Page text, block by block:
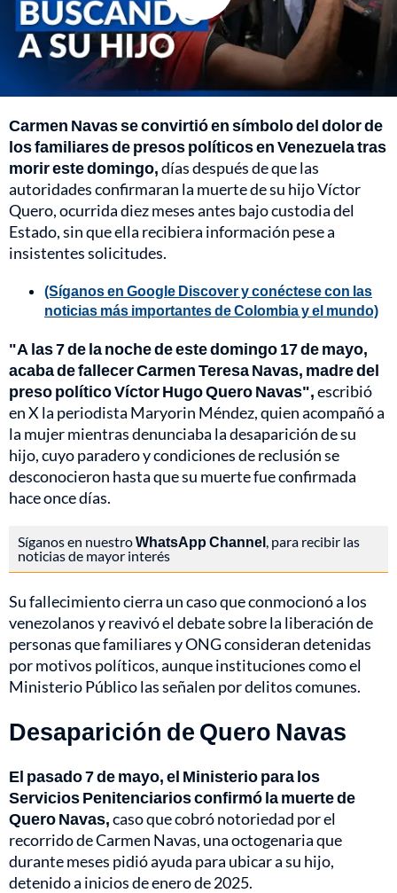
Carmen Navas se convirtió en símbolo del dolor de
los familiares de presos políticos en Venezuela tras
morir este domingo,días después de que las
autoridades confirmaran la muerte de su hijo Víctor
Quero, ocurrida diez meses antes bajo custodia del
Estado, sin que ella recibiera información pese a
insistentes solicitudes.
(Síganos en Google Discover y conéctese con las
noticias más importantes de Colombia y el mundo)
"A las 7 de la noche de este domingo 17 de mayo,
acaba de fallecer Carmen Teresa Navas, madre del
preso político Víctor Hugo Quero Navas",escribió
en X la periodista Maryorin Méndez, quien acompañó a
la mujer mientras denunciaba la desaparición de su
hijo, cuyo paradero y condiciones de reclusión se
desconocieron hasta que su muerte fue confirmada
hace once días.
Síganos en nuestroWhatsApp Channel , para recibir las
noticias de mayor interés
Su fallecimiento cierra un caso que conmocionó a los
venezolanos y reavivó el debate sobre la liberación de
personas que familiares y ONG consideran detenidas
por motivos políticos, aunque instituciones como el
Ministerio Público las señalen por delitos comunes.
Desaparición de Quero Navas
El pasado 7 de mayo, el Ministerio para los
Servicios Penitenciarios confirmó la muerte de
Quero Navas,caso que cobró notoriedad por el
recorrido de Carmen Navas, una octogenaria que
durante meses pidió ayuda para ubicar a su hijo,
detenido a inicios de enero de 2025.